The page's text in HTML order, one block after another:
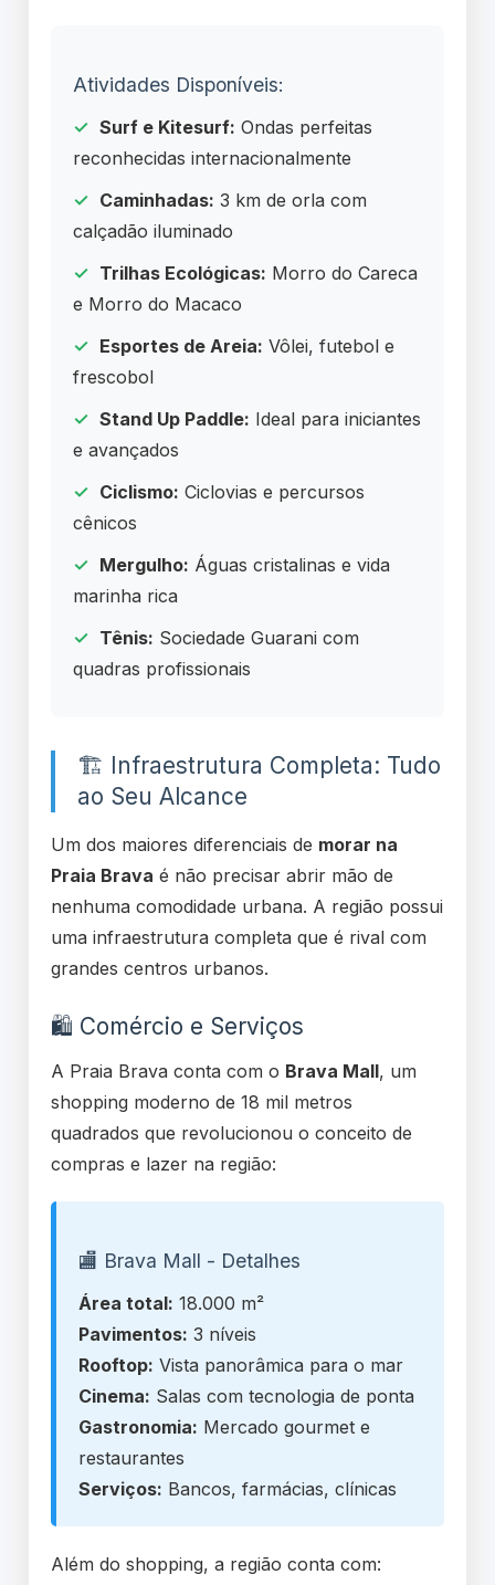
Atividades Disponíveis:
Surf e Kitesurf: Ondas perfeitas
reconhecidas internacionalmente
Caminhadas: 3 km de orla com
calçadão iluminado
Trilhas Ecológicas: Morro do Careca
e Morro do Macaco
Esportes de Areia: Vôlei, futebol e
frescobol
Stand Up Paddle: Ideal para iniciantes
e avançados
Ciclismo: Ciclovias e percursos
cênicos
Mergulho: Águas cristalinas e vida
marinha rica
Tênis: Sociedade Guarani com
quadras profissionais
🏗️ Infraestrutura Completa: Tudo
ao Seu Alcance
Um dos maiores diferenciais de morar na
Praia Brava é não precisar abrir mão de
nenhuma comodidade urbana. A região possui
uma infraestrutura completa que é rival com
grandes centros urbanos.
🛍️ Comércio e Serviços
A Praia Brava conta com o Brava Mall, um
shopping moderno de 18 mil metros
quadrados que revolucionou o conceito de
compras e lazer na região:
🏬 Brava Mall - Detalhes
Área total: 18.000 m²
Pavimentos: 3 níveis
Rooftop: Vista panorâmica para o mar
Cinema: Salas com tecnologia de ponta
Gastronomia: Mercado gourmet e
restaurantes
Serviços: Bancos, farmácias, clínicas
Além do shopping, a região conta com: